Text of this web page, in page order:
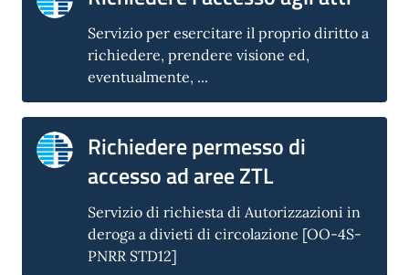
Servizio per esercitare il proprio diritto a
richiedere, prendere visione ed,
eventualmente, ...
Richiedere permesso di
accesso ad aree ZTL
Servizio di richiesta di Autorizzazioni in
deroga a divieti di circolazione [OO-4S-
PNRR STD12]